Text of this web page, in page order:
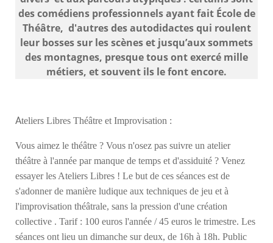
des comédiens professionnels ayant fait École de
Théâtre, d'autres des autodidactes qui roulent
leur bosses sur les scènes et jusqu’aux sommets
des montagnes, presque tous ont exercé mille
métiers, et souvent ils le font encore.
Ateliers Libres Théâtre et Improvisation :
Vous aimez le théâtre ? Vous n'osez pas suivre un atelier
théâtre à l'année par manque de temps et d'assiduité ? Venez
essayer les Ateliers Libres ! Le but de ces séances est de
s'adonner de manière ludique aux techniques de jeu et à
l'improvisation théâtrale, sans la pression d'une création
collective . Tarif : 100 euros l'année / 45 euros le trimestre. Les
séances ont lieu un dimanche sur deux, de 16h à 18h. Public